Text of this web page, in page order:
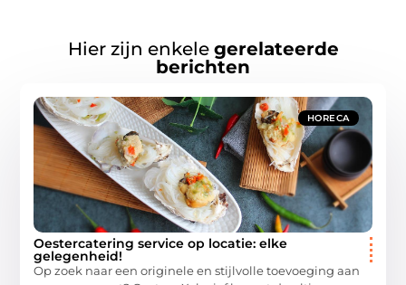
Hier zijn enkele gerelateerde
berichten
HORECA
Oestercatering service op locatie: elke
gelegenheid!
Op zoek naar een originele en stijlvolle toevoeging aan